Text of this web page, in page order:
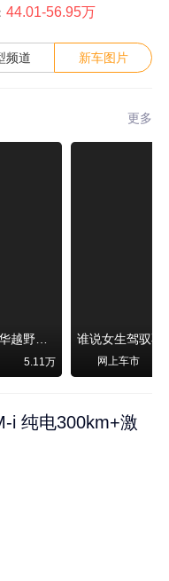
44.01-56.95万
频道 新车图片
更多
皮卡也能豪华越野！纵横F700上市，限时卖29.99万起
5.11万 网上车市
i 纯电300km+激